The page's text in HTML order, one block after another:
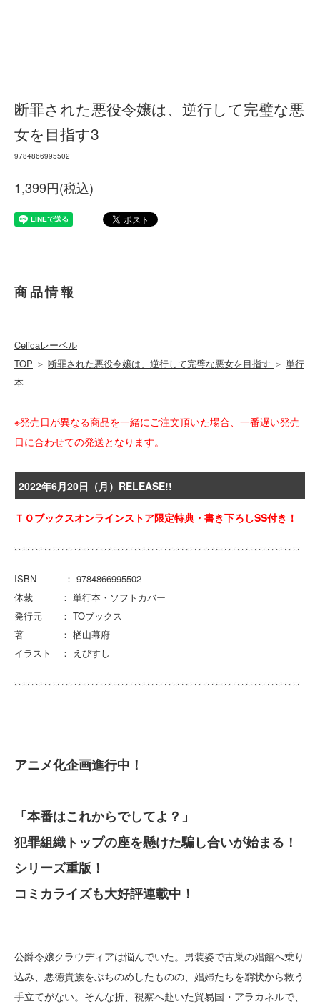
断罪された悪役令嬢は、逆行して完璧な悪
女を目指す3
9784866995502
1,399円(税込)
商品情報
Celicaレーベル
TOP ＞ 断罪された悪役令嬢は、逆行して完璧な悪女を目指す ＞ 単行
本
※発売日が異なる商品を一緒にご注文頂いた場合、一番遅い発売
日に合わせての発送となります。
2022年6月20日（月）RELEASE!!
ＴＯブックスオンラインストア限定特典・書き下ろしSS付き！
ISBN ： 9784866995502
体裁 ： 単行本・ソフトカバー
発行元 ： TOブックス
著 ： 楢山幕府
イラスト ： えびすし
アニメ化企画進行中！
「本番はこれからでしてよ？」
犯罪組織トップの座を懸けた騙し合いが始まる！
シリーズ重版！
コミカライズも大好評連載中！
公爵令嬢クラウディアは悩んでいた。男装姿で古巣の娼館へ乗り
込み、悪徳貴族をぶちのめしたものの、娼婦たちを窮状から救う
手立てがない。そんな折、視察へ赴いた貿易国・アラカネルで、